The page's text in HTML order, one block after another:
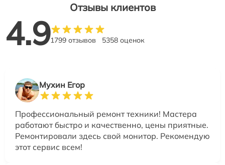
Отзывы клиентов
4.91799 отзывов 5358 оценок
Мухин Егор
Профессиональный ремонт техники! Мастера
работают быстро и качественно, цены приятные.
Ремонтировали здесь свой монитор. Рекомендую
этот сервис всем!